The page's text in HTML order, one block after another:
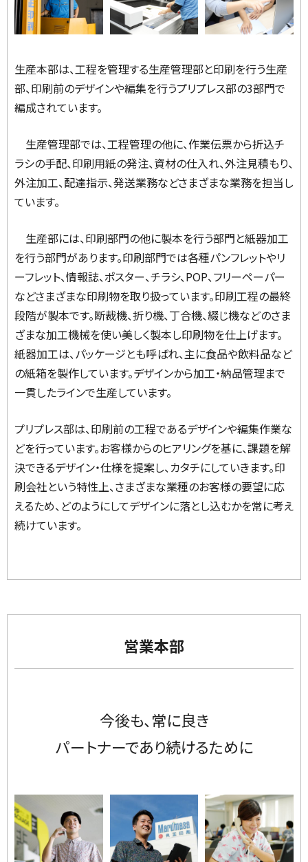
生産本部は、工程を管理する生産管理部と印刷を行う生産
部、印刷前のデザインや編集を行うプリプレス部の3部門で
編成されています。
生産管理部では、工程管理の他に、作業伝票から折込チ
ラシの手配、印刷用紙の発注、資材の仕入れ、外注見積もり、
外注加工、配達指示、発送業務などさまざまな業務を担当し
ています。
生産部には、印刷部門の他に製本を行う部門と紙器加工
を行う部門があります。印刷部門では各種パンフレットやリ
ーフレット、情報誌、ポスター、チラシ、POP、フリーペーパー
などさまざまな印刷物を取り扱っています。印刷工程の最終
段階が製本です。断裁機、折り機、丁合機、綴じ機などのさま
ざまな加工機械を使い美しく製本し印刷物を仕上げます。
紙器加工は、パッケージとも呼ばれ、主に食品や飲料品など
の紙箱を製作しています。デザインから加工・納品管理まで
一貫したラインで生産しています。
プリプレス部は、印刷前の工程であるデザインや編集作業な
どを行っています。お客様からのヒアリングを基に、課題を解
決できるデザイン・仕様を提案し、カタチにしていきます。印
刷会社という特性上、さまざまな業種のお客様の要望に応
えるため、どのようにしてデザインに落とし込むかを常に考え
続けています。
営業本部
今後も、常に良き
パートナーであり続けるために